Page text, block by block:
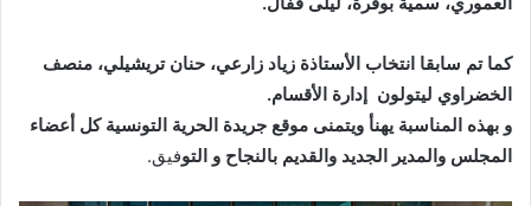
كما تم سابقا انتخاب الأستاذة زياد زارعي، حنان تريشيلي، منصف
الخضراوي ليتولون إدارة الأقسام.
و بهذه المناسبة يهنأ ويتمنى موقع جريدة الحرية التونسية كل أعضاء
المجلس والمدير الجديد والقديم بالنجاح و التوفيق.